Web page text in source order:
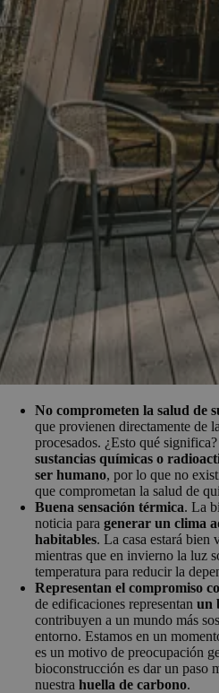
No comprometen la salud de
que provienen directamente de
procesados. ¿Esto qué
sustancias químicas o
ser humano, por lo que no
que comprometan la salud de
Buena sensación térmica. La
noticia paragenerar un clima
habitables. La casa estará bien
mientras que en invierno la luz
temperatura para reducir la
Representan el compromiso
de edificaciones representanun
contribuyen a un mundo más
entorno. Estamos en un
es un motivo de preocupación
bioconstrucción es dar un paso
nuestrahuella de carbono.